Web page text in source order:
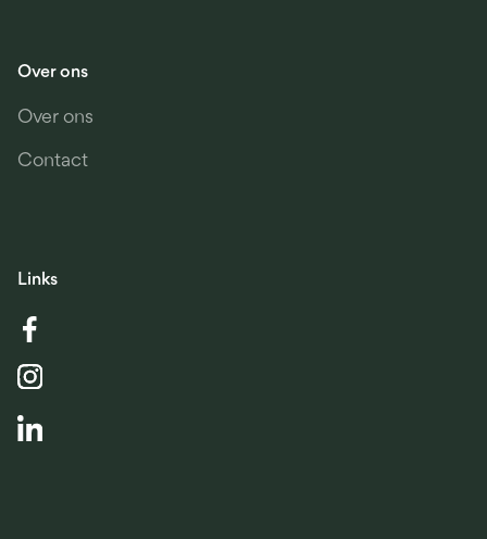
Over ons
Over ons
Contact
Links